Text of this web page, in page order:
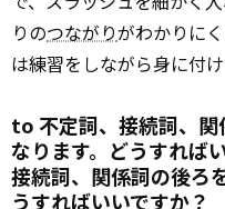
りのつながりがわかりに
は練習をしながら身に付け
to 不定詞、接続詞、関
なります。どうすれば
接続詞、関係詞の後ろ
うすればいいですか？